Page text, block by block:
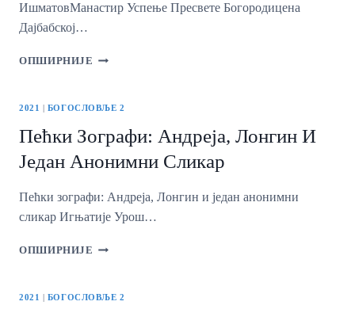
ВИЗАНТИЈИ
ИшматовMанастир Успење Пресвете Богородицена
Дајбабској…
ОПШИРНИЈЕ ЛИТУРГИЈА
2021 | БОГОСЛОВЉЕ 2
Пећки Зографи: Андреја, Лонгин И
Један Анонимни Сликар
Пећки зографи: Андреја, Лонгин и један анонимни
сликар Игњатије Урош…
ОПШИРНИЈЕ ПЕЋКИ
ЛОНГИН
2021 БОГОСЛОВЉЕ 2